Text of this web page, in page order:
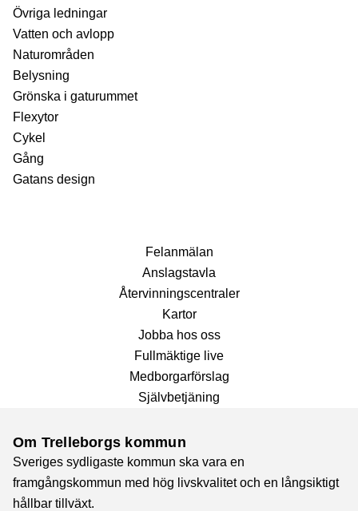
Övriga ledningar
Vatten och avlopp
Naturområden
Belysning
Grönska i gaturummet
Flexytor
Cykel
Gång
Gatans design
Fel­anmälan
Anslags­tavla
Återvinnings­centraler
Kartor
Jobba hos oss
Fullmäktige live
Medborgarförslag
Självbetjäning
Om Trelleborgs kommun
Sveriges sydligaste kommun ska vara en
framgångskommun med hög livskvalitet och en långsiktigt
hållbar tillväxt.